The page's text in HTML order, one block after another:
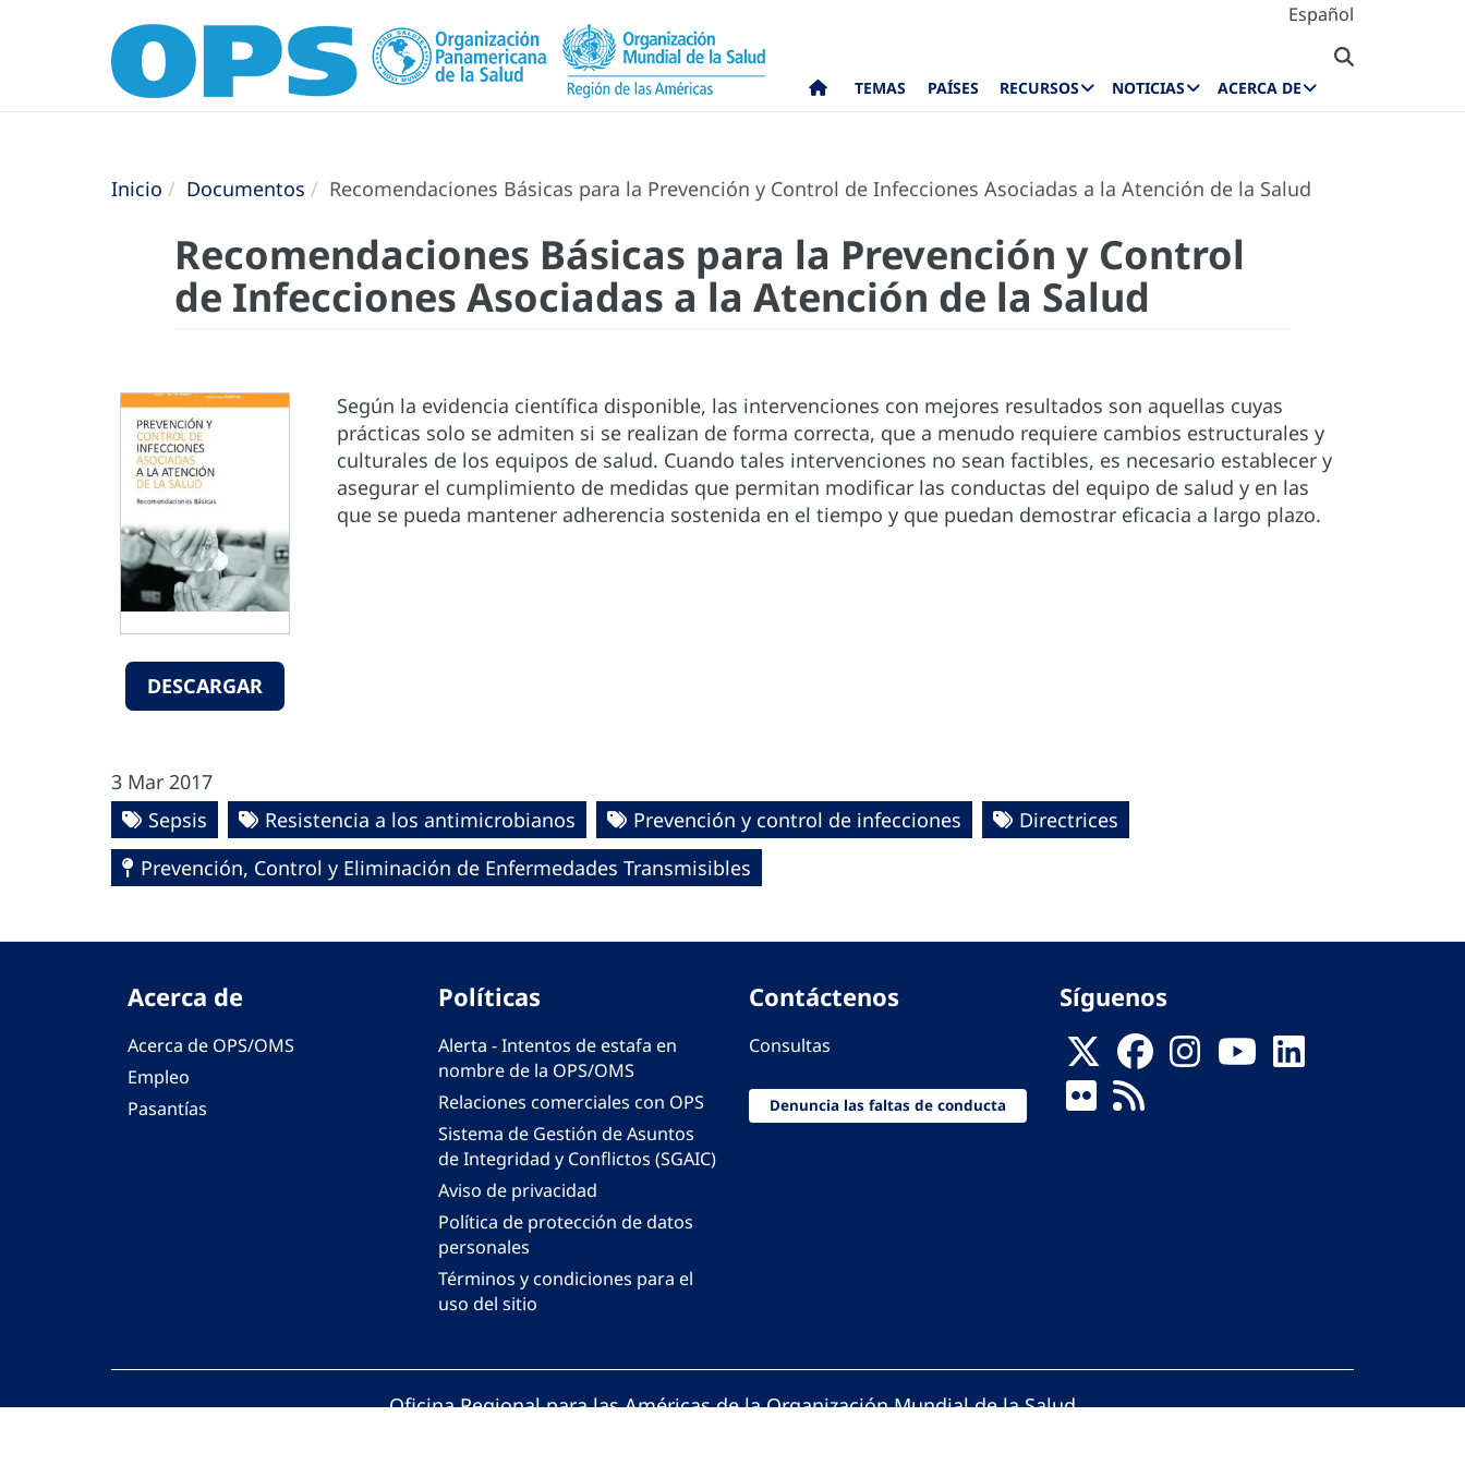
Español
TEMAS PAÍSES RECURSOS NOTICIAS ACERCA DE
Inicio Documentos Recomendaciones Básicas para la Prevención y Control de Infecciones Asociadas a la Atención de la Salud
Recomendaciones Básicas para la Prevención y Control
de Infecciones Asociadas a la Atención de la Salud
DESCARGAR
Según la evidencia científica disponible, las intervenciones con mejores resultados son aquellas cuyas
prácticas solo se admiten si se realizan de forma correcta, que a menudo requiere cambios estructurales y
culturales de los equipos de salud. Cuando tales intervenciones no sean factibles, es necesario establecer y
asegurar el cumplimiento de medidas que permitan modificar las conductas del equipo de salud y en las
que se pueda mantener adherencia sostenida en el tiempo y que puedan demostrar eficacia a largo plazo.
3 Mar 2017
Sepsis
Resistencia a los antimicrobianos Prevención y control de infecciones
Directrices
Prevención, Control y Eliminación de Enfermedades Transmisibles
Acerca de
Acerca de OPS/OMS
Empleo
Pasantías
Políticas
Alerta - Intentos de estafa en
nombre de la OPS/OMS
Relaciones comerciales con OPS
Sistema de Gestión de Asuntos
de Integridad y Conflictos (SGAIC)
Aviso de privacidad
Política de protección de datos
personales
Términos y condiciones para el
uso del sitio
Contáctenos
Consultas
Denuncia las faltas de conducta
Síguenos
Oficina Regional para las Américas de la Organización Mundial de la Salud